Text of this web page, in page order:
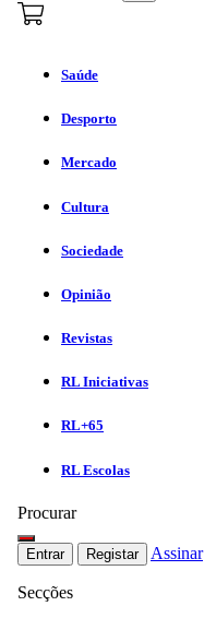
Saúde
Desporto
Mercado
Cultura
Sociedade
Opinião
Revistas
RL Iniciativas
RL+65
RL Escolas
Procurar
Entrar Registar Assinar
Secções